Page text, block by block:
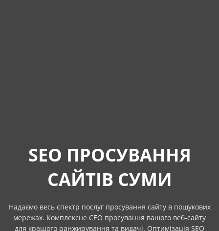
SEO ПРОСУВАННЯ
САЙТІВ СУМИ
Надаємо весь спектр послуг просування сайту в пошукових
мережах. Комплексне СЕО просування вашого веб-сайту
для кращого ранжирування та видачі. Оптимізація SEO